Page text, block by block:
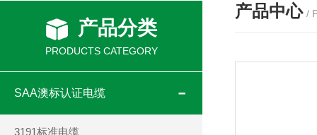
产品分类
PRODUCTS CATEGORY
SAA澳标认证电缆
3191标准电缆
产品中心 /